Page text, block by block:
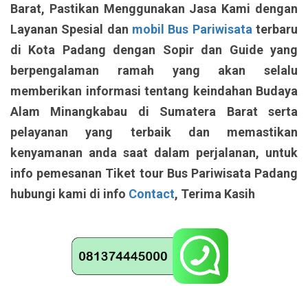
Barat, Pastikan Menggunakan Jasa Kami dengan
Layanan Spesial dan mobil Bus Pariwisata terbaru
di Kota Padang dengan Sopir dan Guide yang
berpengalaman ramah yang akan selalu
memberikan informasi tentang keindahan Budaya
Alam Minangkabau di Sumatera Barat serta
pelayanan yang terbaik dan memastikan
kenyamanan anda saat dalam perjalanan, untuk
info pemesanan Tiket tour Bus Pariwisata Padang
hubungi kami di info Contact, Terima Kasih